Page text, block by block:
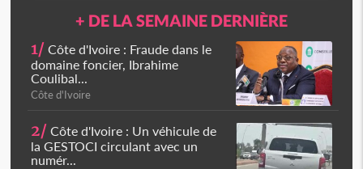
+ DE LA SEMAINE DERNIÈRE
1/ Côte d'Ivoire : Fraude dans le
domaine foncier, Ibrahime
Coulibal...
Côte d'Ivoire
2/ Côte d'Ivoire : Un véhicule de
la GESTOCI circulant avec un
numér...